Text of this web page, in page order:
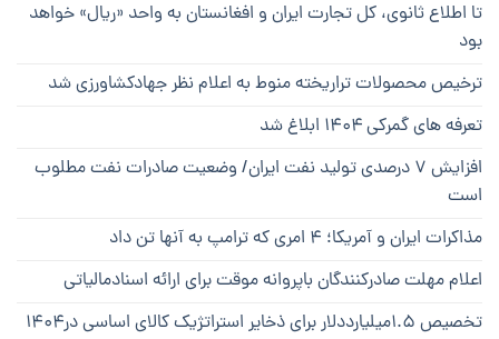
تا اطلاع ثانوی، کل تجارت ایران و افغانستان به واحد «ریال» خواهد
بود
ترخیص محصولات تراریخته منوط به اعلام نظر جهادکشاورزی شد
تعرفه های گمرکی ۱۴۰۴ ابلاغ شد
افزایش ۷ درصدی تولید نفت ایران/ وضعیت صادرات نفت مطلوب
است
مذاکرات ایران و آمریکا؛ ۴ امری که ترامپ به آنها تن داد
اعلام مهلت صادرکنندگان باپروانه موقت برای ارائه اسنادمالیاتی
تخصیص ۱.۵میلیارددلار برای ذخایر استراتژیک کالای اساسی در۱۴۰۴